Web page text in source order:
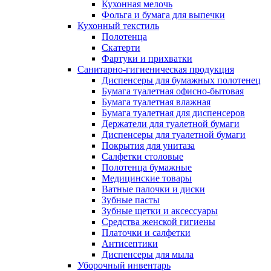
Кухонная мелочь
Фольга и бумага для выпечки
Кухонный текстиль
Полотенца
Скатерти
Фартуки и прихватки
Санитарно-гигиеническая продукция
Диспенсеры для бумажных полотенец
Бумага туалетная офисно-бытовая
Бумага туалетная влажная
Бумага туалетная для диспенсеров
Держатели для туалетной бумаги
Диспенсеры для туалетной бумаги
Покрытия для унитаза
Салфетки столовые
Полотенца бумажные
Медицинские товары
Ватные палочки и диски
Зубные пасты
Зубные щетки и аксессуары
Средства женской гигиены
Платочки и салфетки
Антисептики
Диспенсеры для мыла
Уборочный инвентарь